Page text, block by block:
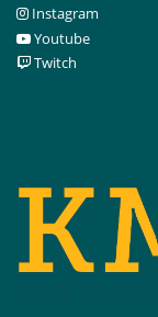
Instagram
Youtube
Twitch